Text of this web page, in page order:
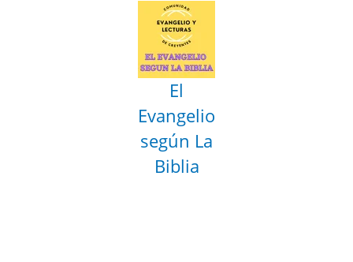
El
Evangelio
según La
Biblia